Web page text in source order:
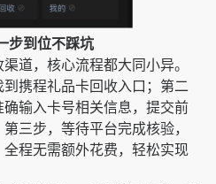
步到位不踩坑
道，核心流程都大同小异。
携程礼品卡回收入口；第二
输入卡号相关信息，提交前
三步，等待平台完成核验，
程无需额外花费，轻松实现